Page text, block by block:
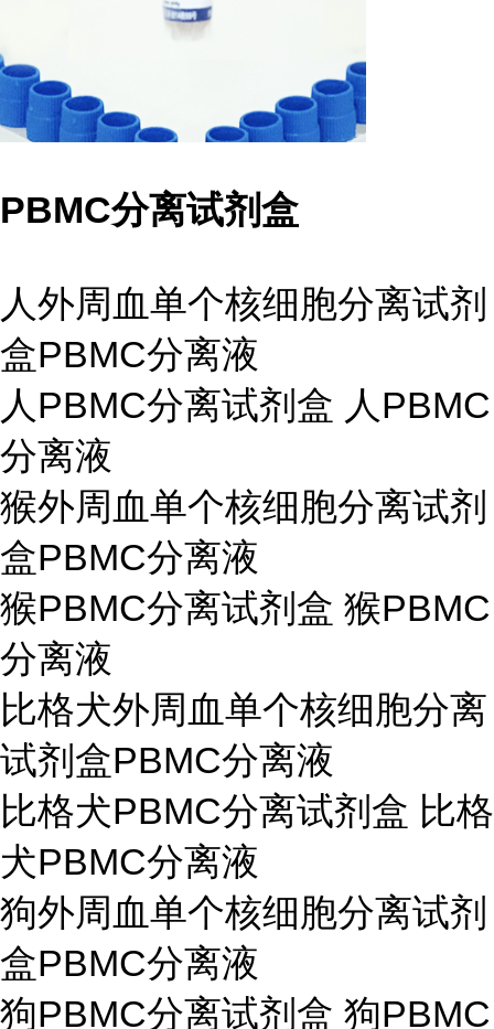
PBMC分离试剂盒
人外周血单个核细胞分离试剂
盒PBMC分离液
人PBMC分离试剂盒 人PBMC
分离液
猴外周血单个核细胞分离试剂
盒PBMC分离液
猴PBMC分离试剂盒 猴PBMC
分离液
比格犬外周血单个核细胞分离
试剂盒PBMC分离液
比格犬PBMC分离试剂盒 比格
犬PBMC分离液
狗外周血单个核细胞分离试剂
盒PBMC分离液
狗PBMC分离试剂盒 狗PBMC